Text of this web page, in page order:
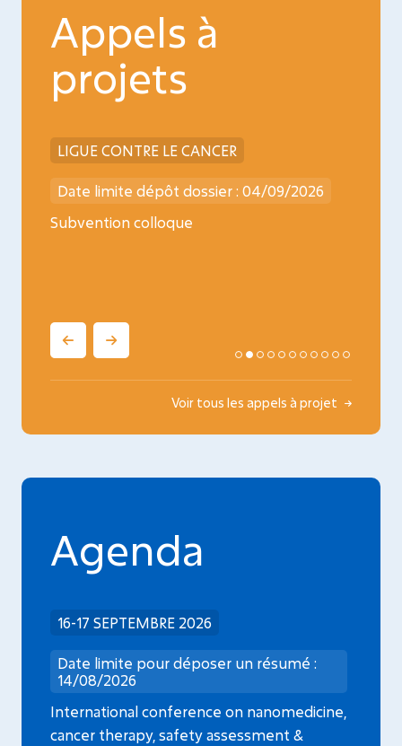
Appels à
projets
LIGUE CONTRE LE CANCER
Date limite dépôt dossier : 04/09/2026
Subvention colloque
Voir tous les appels à projet
Agenda
16-17 SEPTEMBRE 2026
Date limite pour déposer un résumé :
14/08/2026
International conference on nanomedicine,
cancer therapy, safety assessment &